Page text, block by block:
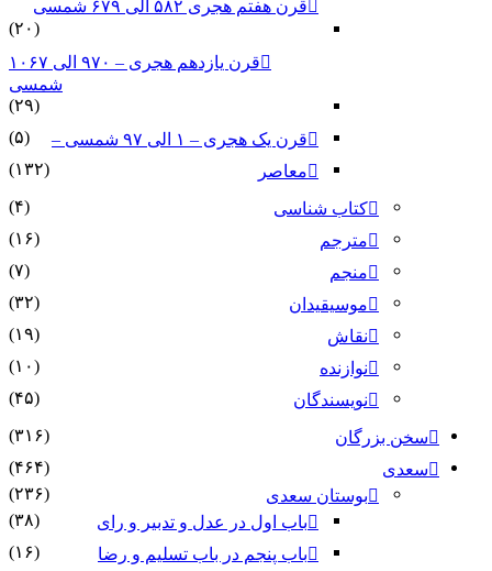
قرن هفتم هجری ۵۸۲ الی ۶۷۹ شمسی
(۲۰)
قرن یازدهم هجری – ۹۷۰ الی ۱۰۶۷
شمسی
(۲۹)
قرن یک هجری – ۱ الی ۹۷ شمسی –
(۵)
معاصر
(۱۳۲)
کتاب شناسی
(۴)
مترجم
(۱۶)
منجم
(۷)
موسیقیدان
(۳۲)
نقاش
(۱۹)
نوازنده
(۱۰)
نویسندگان
(۴۵)
سخن بزرگان
(۳۱۶)
سعدی
(۴۶۴)
بوستان سعدی
(۲۳۶)
باب اول در عدل و تدبیر و رای
(۳۸)
باب پنجم در باب تسلیم و رضا
(۱۶)